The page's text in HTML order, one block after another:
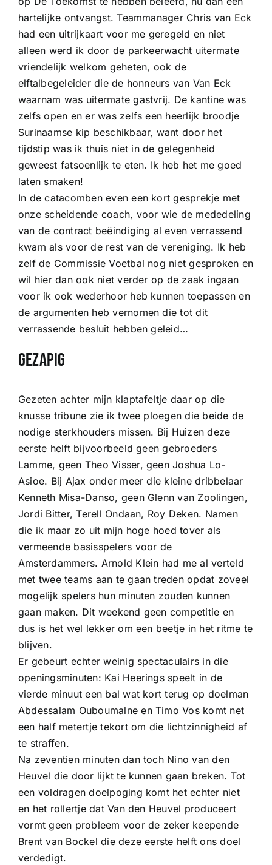
hartelijke ontvangst. Teammanager Chris van Eck
had een uitrijkaart voor me geregeld en niet
alleen werd ik door de parkeerwacht uitermate
vriendelijk welkom geheten, ook de
elftalbegeleider die de honneurs van Van Eck
waarnam was uitermate gastvrij. De kantine was
zelfs open en er was zelfs een heerlijk broodje
Surinaamse kip beschikbaar, want door het
tijdstip was ik thuis niet in de gelegenheid
geweest fatsoenlijk te eten. Ik heb het me goed
laten smaken!
In de catacomben even een kort gesprekje met
onze scheidende coach, voor wie de mededeling
van de contract beëindiging al even verrassend
kwam als voor de rest van de vereniging. Ik heb
zelf de Commissie Voetbal nog niet gesproken en
wil hier dan ook niet verder op de zaak ingaan
voor ik ook wederhoor heb kunnen toepassen en
de argumenten heb vernomen die tot dit
verrassende besluit hebben geleid…
Gezapig
Gezeten achter mijn klaptafeltje daar op die
knusse tribune zie ik twee ploegen die beide de
nodige sterkhouders missen. Bij Huizen deze
eerste helft bijvoorbeeld geen gebroeders
Lamme, geen Theo Visser, geen Joshua Lo-
Asioe. Bij Ajax onder meer die kleine dribbelaar
Kenneth Misa-Danso, geen Glenn van Zoolingen,
Jordi Bitter, Terell Ondaan, Roy Deken. Namen
die ik maar zo uit mijn hoge hoed tover als
vermeende basisspelers voor de
Amsterdammers. Arnold Klein had me al verteld
met twee teams aan te gaan treden opdat zoveel
mogelijk spelers hun minuten zouden kunnen
gaan maken. Dit weekend geen competitie en
dus is het wel lekker om een beetje in het ritme te
blijven.
Er gebeurt echter weinig spectaculairs in die
openingsminuten: Kai Heerings speelt in de
vierde minuut een bal wat kort terug op doelman
Abdessalam Ouboumalne en Timo Vos komt net
een half metertje tekort om die lichtzinnigheid af
te straffen.
Na zeventien minuten dan toch Nino van den
Heuvel die door lijkt te kunnen gaan breken. Tot
een voldragen doelpoging komt het echter niet
en het rollertje dat Van den Heuvel produceert
vormt geen probleem voor de zeker keepende
Brent van Bockel die deze eerste helft ons doel
verdedigt.